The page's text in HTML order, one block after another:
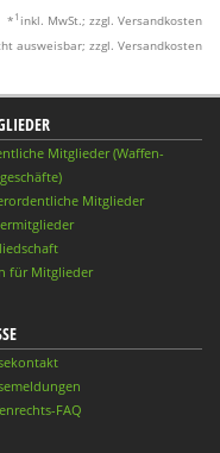
* 1 inkl. MwSt.; zzgl. Versandkosten
ausweisbar; zzgl. Versandkosten
Mitglieder (Waffen-
Mitglieder
für Mitglieder
FAQ